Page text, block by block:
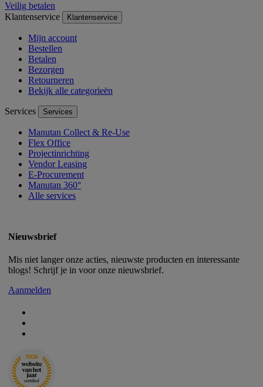
Veilig betalen
Klantenservice
Klantenservice
Mijn account
Bestellen
Betalen
Bezorgen
Retourneren
Bekijk alle categorieën
Services Services
Manutan Collect & Re-Use
Flex Office
Projectinrichting
Vendor Leasing
E-Procurement
Manutan 360°
Alle services
Nieuwsbrief
Mis niet langer onze acties, nieuwste producten en interessante
blogs! Schrijf je in voor onze nieuwsbrief.
Aanmelden